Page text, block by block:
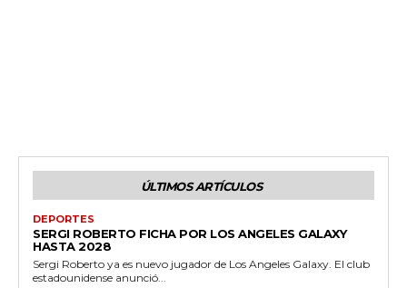
ÚLTIMOS ARTÍCULOS
DEPORTES
SERGI ROBERTO FICHA POR LOS ANGELES GALAXY
HASTA 2028
Sergi Roberto ya es nuevo jugador de Los Angeles Galaxy. El club
estadounidense anunció...